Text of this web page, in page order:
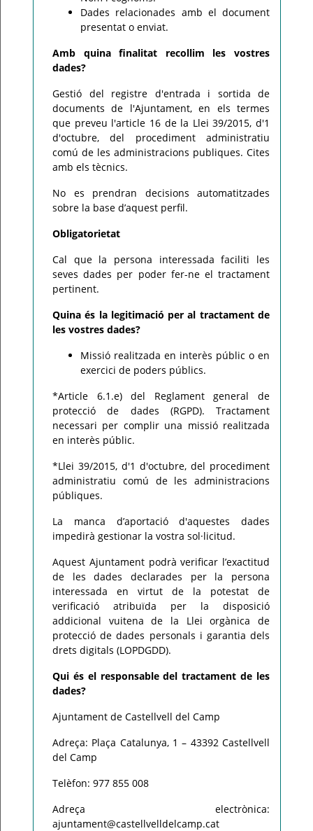
Dades relacionades amb el document
presentat o enviat.
Amb quina finalitat recollim les vostres
dades?
Gestió del registre d'entrada i sortida de
documents de l'Ajuntament, en els termes
que preveu l'article 16 de la Llei 39/2015, d'1
d'octubre, del procediment administratiu
comú de les administracions publiques. Cites
amb els tècnics.
No es prendran decisions automatitzades
sobre la base d’aquest perfil.
Obligatorietat
Cal que la persona interessada faciliti les
seves dades per poder fer-ne el tractament
pertinent.
Quina és la legitimació per al tractament de
les vostres dades?
Missió realitzada en interès públic o en
exercici de poders públics.
*Article 6.1.e) del Reglament general de
protecció de dades (RGPD). Tractament
necessari per complir una missió realitzada
en interès públic.
*Llei 39/2015, d'1 d'octubre, del procediment
administratiu comú de les administracions
públiques.
La manca d’aportació d'aquestes dades
impedirà gestionar la vostra sol·licitud.
Aquest Ajuntament podrà verificar l’exactitud
de les dades declarades per la persona
interessada en virtut de la potestat de
verificació atribuïda per la disposició
addicional vuitena de la Llei orgànica de
protecció de dades personals i garantia dels
drets digitals (LOPDGDD).
Qui és el responsable del tractament de les
dades?
Ajuntament de Castellvell del Camp
Adreça: Plaça Catalunya, 1 – 43392 Castellvell
del Camp
Telèfon: 977 855 008
Adreça electrònica:
ajuntament@castellvelldelcamp.cat